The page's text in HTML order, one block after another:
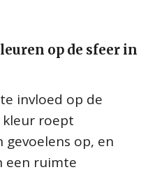
op de sfeer in
invloed op de
kleur roept
op, en
een ruimte